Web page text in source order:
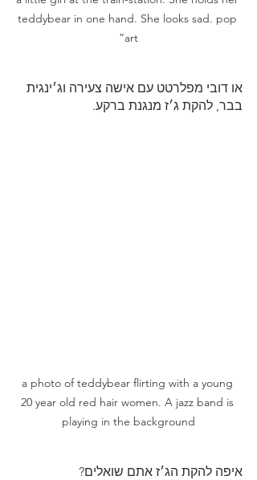
teddybear in one hand. She looks sad. pop
art”
או דובי מפלרטט עם אישה צעירה וג׳ינגית
בבר, להקת ג׳ז מנגנת ברקע.
a photo of teddybear flirting with a young
20 year old red hair women. A jazz band is
playing in the background
איפה להקת הג׳ז אתם שואלים?